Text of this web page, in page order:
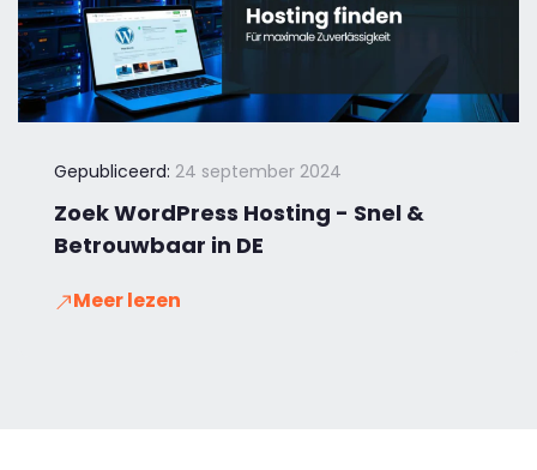
Gepubliceerd: 24 september 2024
Zoek WordPress Hosting - Snel &
Betrouwbaar in DE
Meer lezen